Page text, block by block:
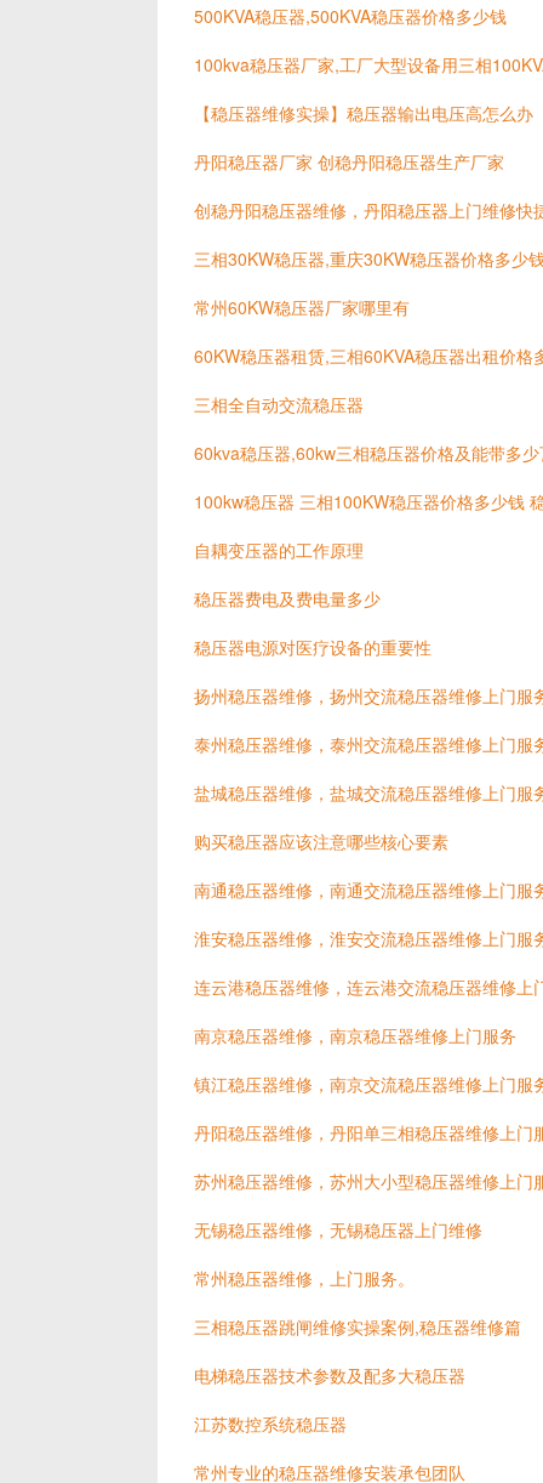
500KVA稳压器,500KVA稳压器价格多少钱
100kva稳压器厂家,工厂大型设备用三相
【稳压器维修实操】稳压器输出电压高怎么办
丹阳稳压器厂家 创稳丹阳稳压器生产厂家
创稳丹阳稳压器维修，丹阳稳压器上门维修快
三相30KW稳压器,重庆30KW稳压器价格多少
常州60KW稳压器厂家哪里有
60KW稳压器租赁,三相60KVA稳压器出租价格
三相全自动交流稳压器
60kva稳压器,60kw三相稳压器价格及能带多
100kw稳压器 三相100KW稳压器价格多少钱
自耦变压器的工作原理
稳压器费电及费电量多少
稳压器电源对医疗设备的重要性
扬州稳压器维修，扬州交流稳压器维修上门服
泰州稳压器维修，泰州交流稳压器维修上门服
盐城稳压器维修，盐城交流稳压器维修上门服
购买稳压器应该注意哪些核心要素
南通稳压器维修，南通交流稳压器维修上门服
淮安稳压器维修，淮安交流稳压器维修上门服
连云港稳压器维修，连云港交流稳压器维修上
南京稳压器维修，南京稳压器维修上门服务
镇江稳压器维修，南京交流稳压器维修上门服
丹阳稳压器维修，丹阳单三相稳压器维修上门
苏州稳压器维修，苏州大小型稳压器维修上门
无锡稳压器维修，无锡稳压器上门维修
常州稳压器维修，上门服务。
三相稳压器跳闸维修实操案例,稳压器维修篇
电梯稳压器技术参数及配多大稳压器
江苏数控系统稳压器
常州专业的稳压器维修安装承包团队